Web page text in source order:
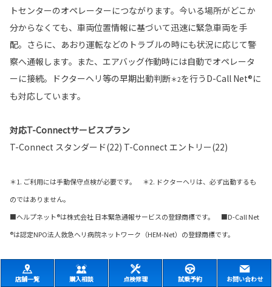
トセンターのオペレーターにつながります。今いる場所がどこか
分からなくても、車両位置情報に基づいて迅速に緊急車両を手
配。さらに、あおり運転などのトラブルの時にも状況に応じて警
察へ通報します。また、エアバッグ作動時には自動でオペレータ
ーに接続。ドクターヘリ等の早期出動判断＊2を行うD-Call Net®に
も対応しています。
対応T-Connectサービスプラン
T-Connect スタンダード(22) T-Connect エントリー(22)
＊1. ご利用には手動保守点検が必要です。 ＊2. ドクターヘリは、必ず出動するも
のではありません。
■ヘルプネット®は株式会社 日本緊急通報サービスの登録商標です。 ■D-Call Net
®は認定NPO法人救急ヘリ病院ネットワーク（HEM-Net）の登録商標です。
店舗一覧 購入相談 点検修理 試乗予約 お問い合わせ